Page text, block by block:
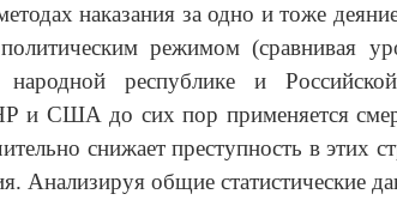
наказания за одно и тоже деяние
режимом (сравнивая
республике и
и США до сих пор применяется
снижает преступность в этих
Анализируя общие статистические